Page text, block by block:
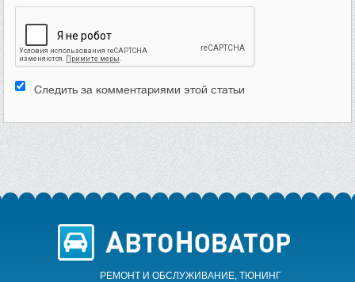
Следить за комментариями этой статьи
РЕМОНТ И ОБСЛУЖИВАНИЕ, ТЮНИНГ